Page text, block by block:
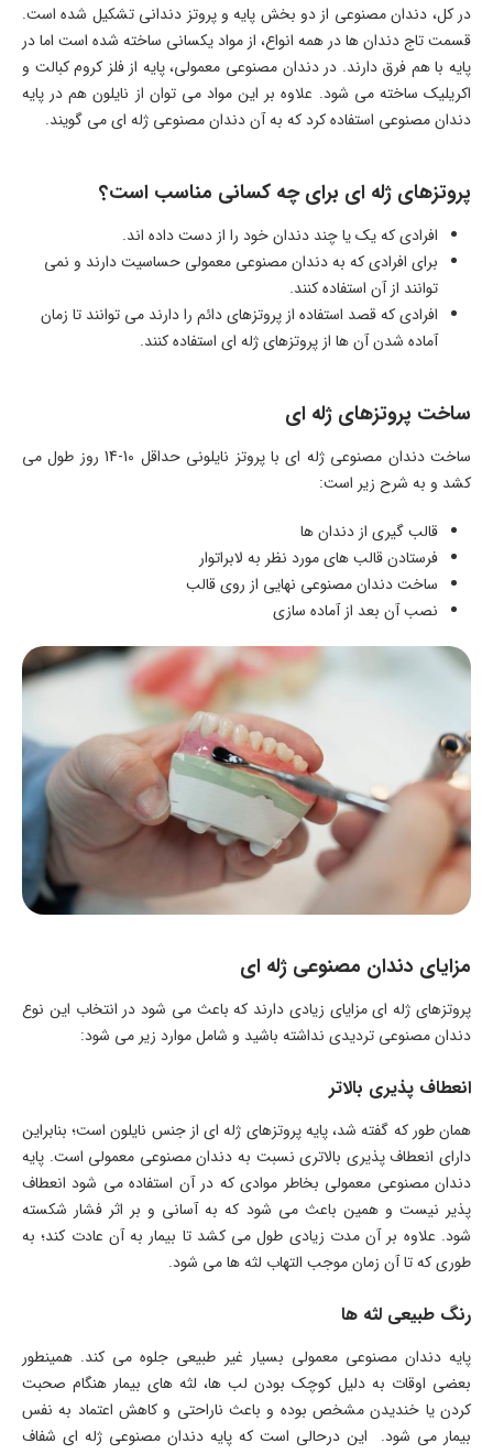
در کل، دندان مصنوعی از دو بخش پایه و پروتز دندانی تشکیل شده است.
قسمت تاج دندان‌ ها در همه‌ انواع، از مواد یکسانی ساخته شده است اما در
پایه با هم فرق دارند. در دندان مصنوعی معمولی، پایه از فلز کروم کبالت و
اکریلیک ساخته می‌ شود. علاوه بر این مواد می‌ توان از نایلون هم در پایه
دندان مصنوعی استفاده کرد که به آن دندان مصنوعی ژله ای می‌ گویند.
پروتزهای ژله ای برای چه کسانی مناسب است؟
افرادی که یک یا چند دندان خود را از دست داده اند.
برای افرادی که به دندان مصنوعی معمولی حساسیت دارند و نمی‌
توانند از آن استفاده کنند.
افرادی که قصد استفاده از پروتز‌های دائم را دارند می‌ توانند تا زمان
آماده شدن آن‌ ها از پروتز‌های ژله‌ ای استفاده کنند.
ساخت پروتزهای ژله ای
ساخت دندان مصنوعی ژله ای با پروتز نایلونی حداقل 10-14 روز طول می‌
کشد و به شرح زیر است:
قالب گیری از دندان‌ ها
فرستادن قالب‌ های مورد نظر به لابراتوار
ساخت دندان مصنوعی نهایی از روی قالب
نصب آن بعد از آماده سازی
مزایا‌ی دندان مصنوعی ژله‌ ای
پروتزهای ژله ای مزایای زیادی دارند که باعث می‌ شود در انتخاب این نوع
دندان مصنوعی تردیدی نداشته باشید و شامل موارد زیر می شود:
انعطاف پذیری بالاتر
همان طور که گفته شد، پایه‌ پروتزهای ژله ای از جنس نایلون است؛ بنابراین
دارای انعطاف پذیری بالاتری نسبت به دندان مصنوعی معمولی است. پایه
دندان مصنوعی معمولی بخاطر موادی که در آن استفاده می‌ شود انعطاف
پذیر نیست و همین باعث می‌ شود که به آسانی و بر اثر فشار شکسته
شود. علاوه بر آن مدت زیادی طول می‌ کشد تا بیمار به آن عادت کند؛ به
طوری که تا آن زمان موجب التهاب لثه‌ ها می‌ شود.
رنگ طبیعی لثه‌ ها
پایه دندان مصنوعی معمولی بسیار غیر طبیعی جلوه می‌ کند. همینطور
بعضی اوقات به دلیل کوچک بودن لب‌ ها، لثه‌ های بیمار هنگام صحبت
کردن یا خندیدن مشخص بوده و باعث ناراحتی و کاهش اعتماد به نفس
بیمار می‌ شود. این درحالی است که پایه دندان مصنوعی ژله ای شفاف